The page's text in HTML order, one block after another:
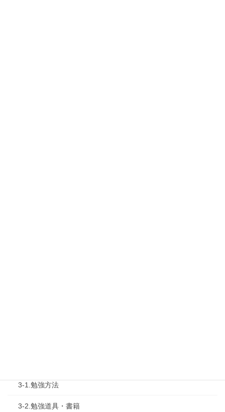
3-1.勉強方法
3-2.勉強道具・書籍